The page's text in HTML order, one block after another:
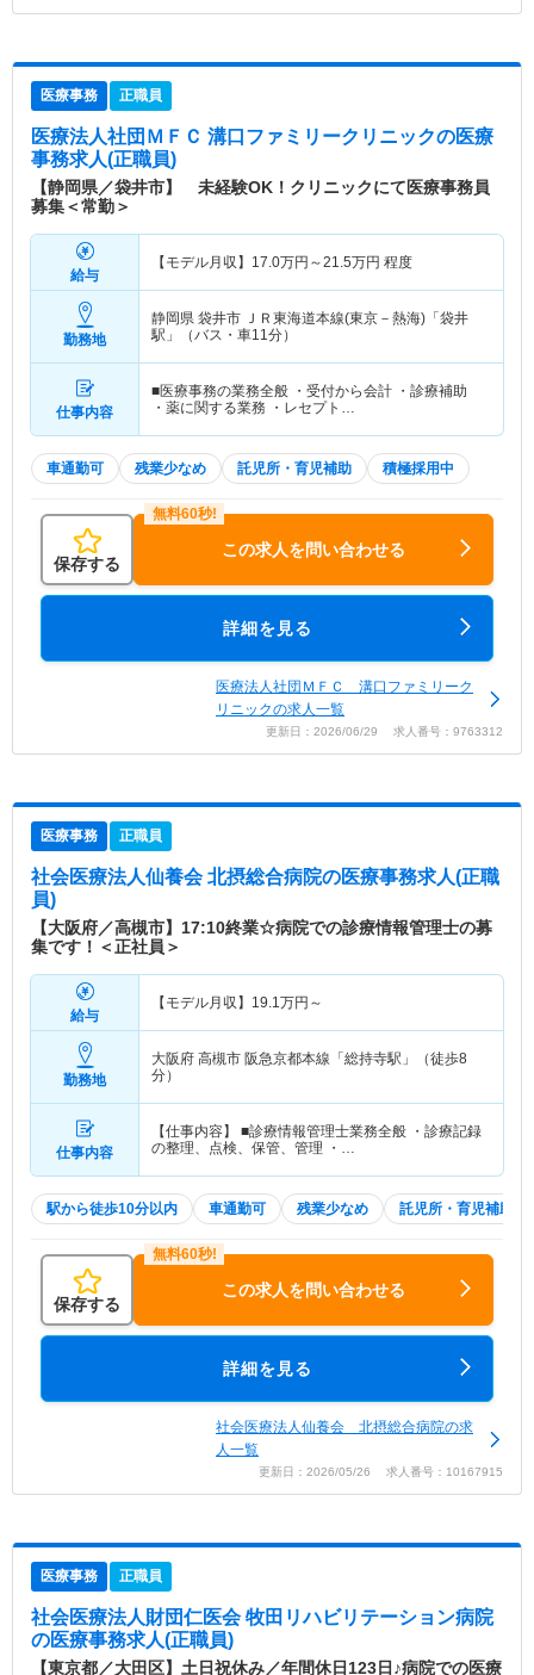
医療事務 正職員
医療法人社団ＭＦＣ 溝口ファミリークリニックの医療
事務求人(正職員)
【静岡県／袋井市】 未経験OK！クリニックにて医療事務員
募集＜常勤＞
給与
【モデル月収】 17.0万円～21.5万円 程度
勤務地
静岡県 袋井市 ＪＲ東海道本線(東京－熱海)「袋井
駅」（バス・車11分）
仕事内容
■医療事務の業務全般 ・受付から会計 ・診療補助
・薬に関する業務 ・レセプト…
車通勤可 残業少なめ 託児所・育児補助 積極採用中
保存する
この求人を問い合わせる
詳細を見る
医療法人社団ＭＦＣ 溝口ファミリーク
リニックの求人一覧
更新日：2026/06/29 求人番号：9763312
医療事務 正職員
社会医療法人仙養会 北摂総合病院の医療事務求人(正職
員)
【大阪府／高槻市】17:10終業☆病院での診療情報管理士の募
集です！＜正社員＞
給与
【モデル月収】 19.1万円～
勤務地
大阪府 高槻市 阪急京都本線「総持寺駅」（徒歩8
分）
仕事内容
【仕事内容】 ■診療情報管理士業務全般 ・診療記録
の整理、点検、保管、管理 ・…
駅から徒歩10分以内 車通勤可 残業少なめ 託児所・育児補助
保存する
この求人を問い合わせる
詳細を見る
社会医療法人仙養会 北摂総合病院の求
人一覧
更新日：2026/05/26 求人番号：10167915
医療事務 正職員
社会医療法人財団仁医会 牧田リハビリテーション病院
の医療事務求人(正職員)
【東京都／大田区】土日祝休み／年間休日123日♪病院での医療